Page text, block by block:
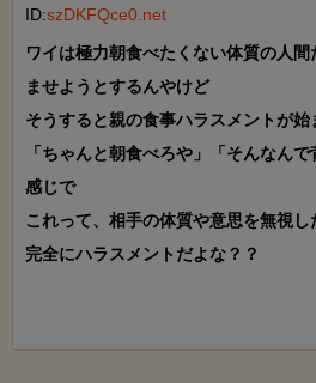
ID:szDKFQce0.net
ワイは極力朝食べたくない体質の人
ませようとするんやけど
そうすると親の食事ハラスメントが始
「ちゃんと朝食べろや」「そんなん
感じで
これって、相手の体質や意思を無視
完全にハラスメントだよな？？